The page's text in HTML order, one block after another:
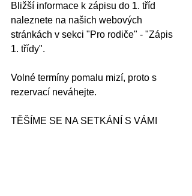
Bližší informace k zápisu do 1. tříd
naleznete na našich webových
stránkách v sekci "Pro rodiče" - "Zápis
1. třídy".
Volné termíny pomalu mizí, proto s
rezervací neváhejte.
TĚŠÍME SE NA SETKÁNÍ S VÁMI